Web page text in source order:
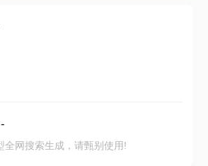
-
全网搜索生成，请甄别使用!